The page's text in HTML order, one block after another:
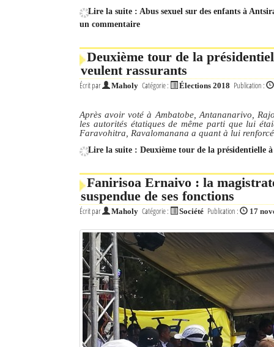
Lire la suite : Abus sexuel sur des enfants à
un commentaire
Deuxième tour de la
veulent rassurants
Écrit par Maholy Catégorie : Élections 2018 Publication :
Après avoir voté à Ambatobe, Antananarivo,
les autorités étatiques de même parti que lui
Faravohitra, Ravalomanana a quant à lui
Lire la suite : Deuxième tour de la présidentielle
Fanirisoa Ernaivo : la
suspendue de ses fonctions
Écrit par Maholy Catégorie : Société Publication : 17